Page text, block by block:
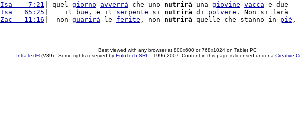
Isa    7:21 | quel giorno avverrà che uno nutrirà una giovine vacca e due
Isa   65:25 |    il bue , e il serpente si nutrirà di polvere . Non si farà
Zac   11:16 |  non guarirà le ferite , non nutrirà quelle che stanno in piè
Best viewed with any browser at 800x600 or 768x1024 on Tablet PC
IntraText®(V89) - Some rights reserved by EuloTech SRL - 1996-2007. Content in this page is licensed under a Creative